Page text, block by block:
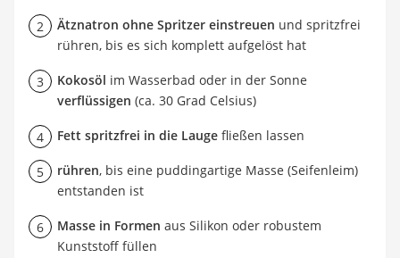
Ätznatron ohne Spritzer einstreuen und spritzfrei
rühren, bis es sich komplett aufgelöst hat
Kokosöl im Wasserbad oder in der Sonne
verflüssigen (ca. 30 Grad Celsius)
Fett spritzfrei in die Lauge fließen lassen
rühren, bis eine puddingartige Masse (Seifenleim)
entstanden ist
Masse in Formen aus Silikon oder robustem
Kunststoff füllen